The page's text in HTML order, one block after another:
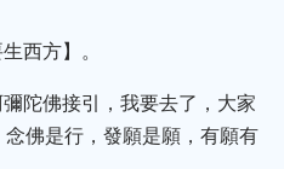
西方】。
陀佛接引，我要去了，大家
佛是行，發願是願，有願有